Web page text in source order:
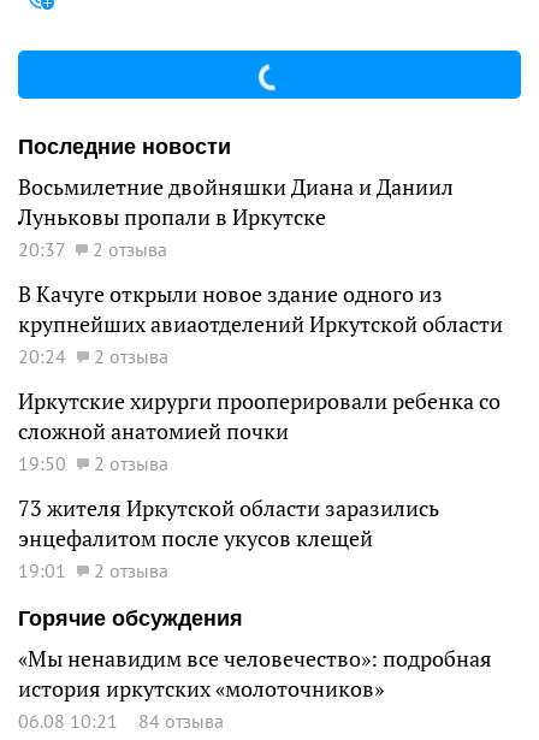
Последние новости
Восьмилетние двойняшки Диана и Даниил
Луньковы пропали в Иркутске
20:37 2 отзыва
В Качуге открыли новое здание одного из
крупнейших авиаотделений Иркутской области
20:24 2 отзыва
Иркутские хирурги прооперировали ребенка со
сложной анатомией почки
19:50 2 отзыва
73 жителя Иркутской области заразились
энцефалитом после укусов клещей
19:01
2 отзыва
Горячие обсуждения
«Мы ненавидим все человечество»: подробная
история иркутских «молоточников»
06.08 10:21 84 отзыва